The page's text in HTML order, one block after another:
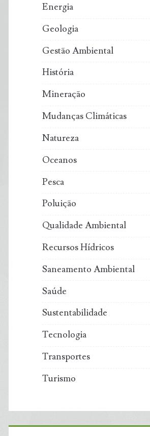
Energia
Geologia
Gestão Ambiental
História
Mineração
Mudanças Climáticas
Natureza
Oceanos
Pesca
Poluição
Qualidade Ambiental
Recursos Hídricos
Saneamento Ambiental
Saúde
Sustentabilidade
Tecnologia
Transportes
Turismo